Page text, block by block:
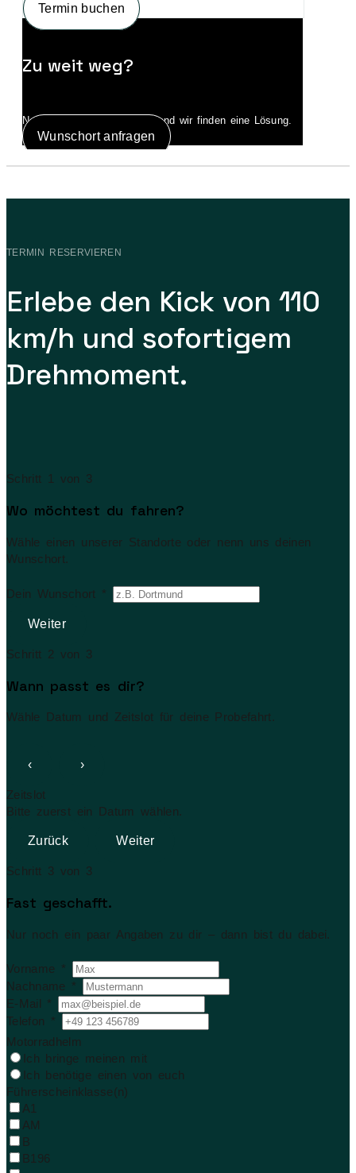
Termin buchen
Zu weit weg?
Nenn uns einen Wunschort und wir finden eine Lösung.
Wunschort anfragen
TERMIN RESERVIEREN
Erlebe den Kick von 110
km/h und sofortigem
Drehmoment.
Schritt 1 von 3
Wo möchtest du fahren?
Wähle einen unserer Standorte oder nenn uns deinen
Wunschort.
Dein Wunschort *
Weiter
Schritt 2 von 3
Wann passt es dir?
Wähle Datum und Zeitslot für deine Probefahrt.
‹ ›
Zeitslot
Bitte zuerst ein Datum wählen.
Zurück Weiter
Schritt 3 von 3
Fast geschafft.
Nur noch ein paar Angaben zu dir – dann bist du dabei.
Vorname *
Nachname *
E-Mail *
Telefon *
Motorradhelm
Ich bringe meinen mit
Ich benötige einen von euch
Führerscheinklasse(n)
A1
AM
B
B196